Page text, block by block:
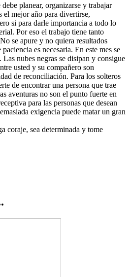
planear, organizarse y trabajar
el mejor año para divertirse,
si para darle importancia a todo lo
Por eso el trabajo tiene tanto
se apure y no quiera resultados
es necesaria. En este mes se
nubes negras se disipan y consigue
usted y su compañero son
de reconciliación. Para los solteros
de encontrar una persona que trae
aventuras no son el punto fuerte en
para las personas que desean
exigencia puede matar un gran
coraje, sea determinada y tome